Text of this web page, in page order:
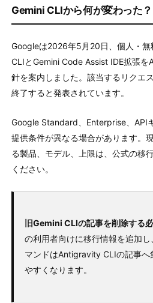
Gemini CLIから何が変わった？
Googleは2026年5月20日、個人・無
CLIとGemini Code Assist IDE拡張
針を案内しました。該当するリクエ
終了すると発表されています。
Google Standard、Enterprise、API
提供条件が異なる場合があります。
る製品、モデル、上限は、公式の移
ください。
旧Gemini CLIの記事を削除する
の利用者向けに移行情報を追加
マンドはAntigravity CLIの記事へ
やすくなります。